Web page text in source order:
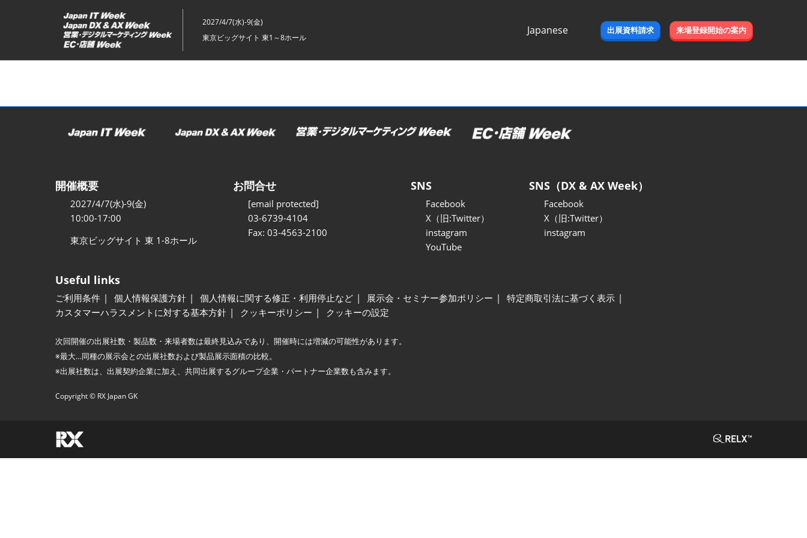
ッ
2027/4/7(水)-9(金)
東京ビッグサイト 東1～8ホール
Japanese
出展資料請求 来場登録開始の案内
開催概要
2027/4/7(水)-9(金)
10:00-17:00
東京ビッグサイト 東 1-8ホール
お問合せ
[email protected]
03-6739-4104
Fax: 03-4563-2100
SNS
Facebook
X（旧:Twitter）
instagram
YouTube
SNS（DX & AX Week）
Facebook
X（旧:Twitter）
instagram
Useful links
ご利用条件 個人情報保護方針 個人情報に関する修正・利用停止など 展示会・セミナー参加ポリシー
特定商取引法に基づく表示
カスタマーハラスメントに対する基本方針
クッキーポリシー クッキーの設定
次回開催の出展社数・製品数・来場者数は最終見込みであり、開催時には増減の可能性があります。
※最大…同種の展示会との出展社数および製品展示面積の比較。
※出展社数は、出展契約企業に加え、共同出展するグループ企業・パートナー企業数も含みます。
Copyright © RX Japan GK